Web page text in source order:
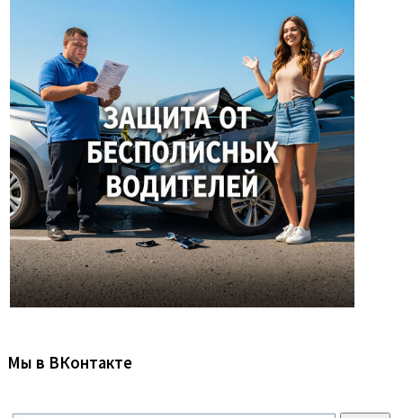
Мы в ВКонтакте